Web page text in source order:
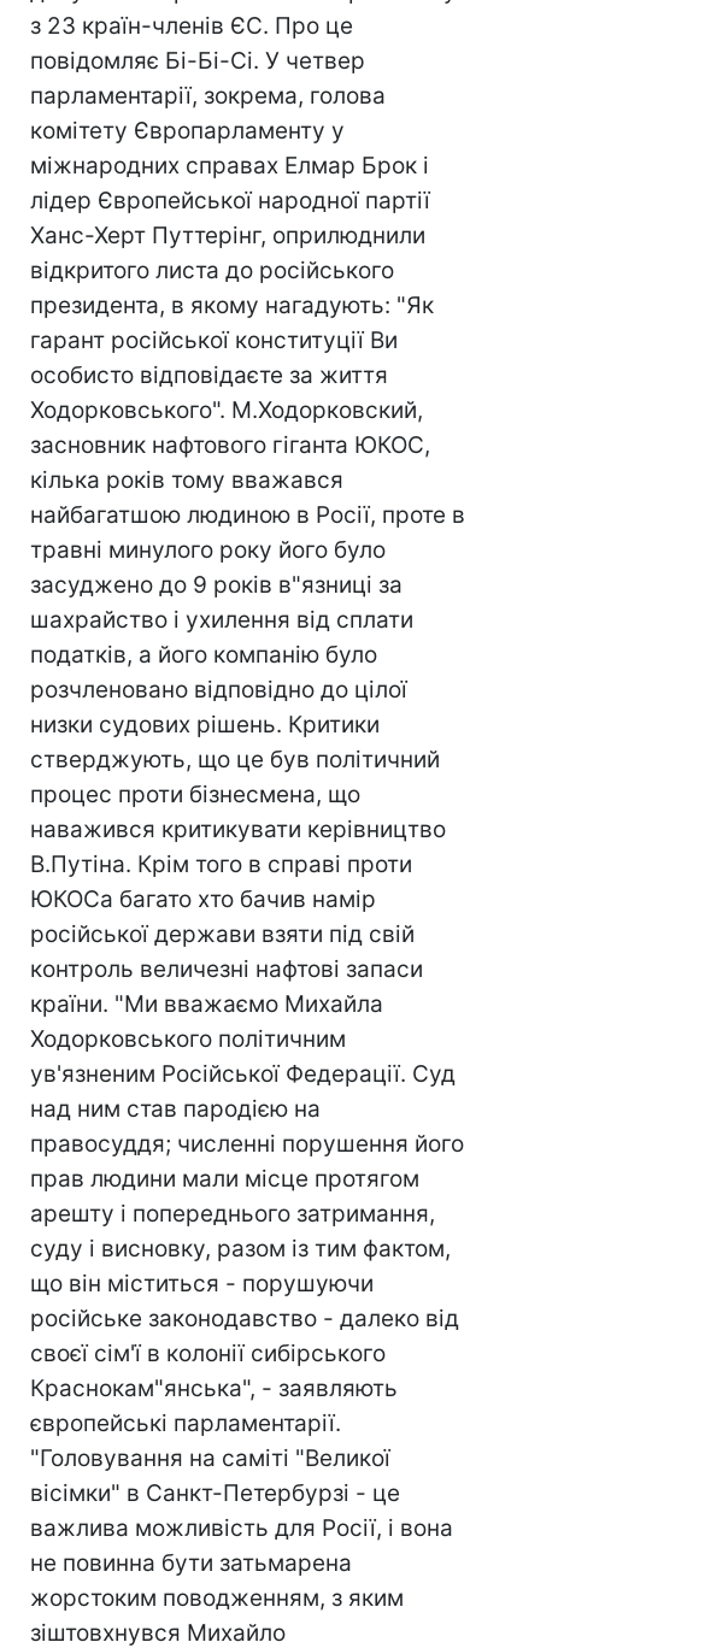
з 23 країн-членів ЄС. Про це
повідомляє Бі-Бі-Сі. У четвер
парламентарії, зокрема, голова
комітету Європарламенту у
міжнародних справах Елмар Брок і
лідер Європейської народної партії
Ханс-Херт Путтерінг, оприлюднили
відкритого листа до російського
президента, в якому нагадують: "Як
гарант російської конституції Ви
особисто відповідаєте за життя
Ходорковського". М.Ходорковский,
засновник нафтового гіганта ЮКОС,
кілька років тому вважався
найбагатшою людиною в Росії, проте в
травні минулого року його було
засуджено до 9 років в"язниці за
шахрайство і ухилення від сплати
податків, а його компанію було
розчленовано відповідно до цілої
низки судових рішень. Критики
стверджують, що це був політичний
процес проти бізнесмена, що
наважився критикувати керівництво
В.Путіна. Крім того в справі проти
ЮКОСа багато хто бачив намір
російської держави взяти під свій
контроль величезні нафтові запаси
країни. "Ми вважаємо Михайла
Ходорковського політичним
ув'язненим Російської Федерації. Суд
над ним став пародією на
правосуддя; численні порушення його
прав людини мали місце протягом
арешту і попереднього затримання,
суду і висновку, разом із тим фактом,
що він міститься - порушуючи
російське законодавство - далеко від
своєї сім'ї в колонії сибірського
Краснокам"янська", - заявляють
європейські парламентарії.
"Головування на саміті "Великої
вісімки" в Санкт-Петербурзі - це
важлива можливість для Росії, і вона
не повинна бути затьмарена
жорстоким поводженням, з яким
зіштовхнувся Михайло